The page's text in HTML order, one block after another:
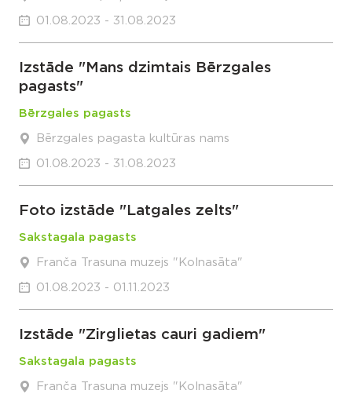
01.08.2023 - 31.08.2023
Izstāde "Mans dzimtais Bērzgales
pagasts"
Bērzgales pagasts
Bērzgales pagasta kultūras nams
01.08.2023 - 31.08.2023
Foto izstāde "Latgales zelts"
Sakstagala pagasts
Franča Trasuna muzejs "Kolnasāta"
01.08.2023 - 01.11.2023
Izstāde "Zirglietas cauri gadiem"
Sakstagala pagasts
Franča Trasuna muzejs "Kolnasāta"